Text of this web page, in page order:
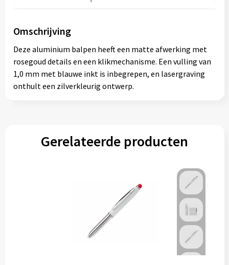
Omschrijving
Deze aluminium balpen heeft een matte afwerking met
rosegoud details en een klikmechanisme. Een vulling van
1,0 mm met blauwe inkt is inbegrepen, en lasergraving
onthult een zilverkleurig ontwerp.
Gerelateerde producten